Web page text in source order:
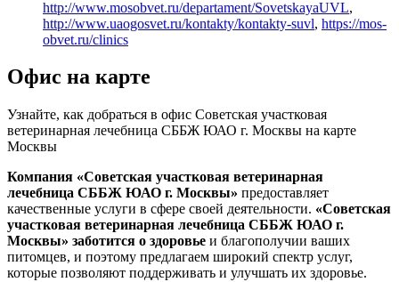
http://www.mosobvet.ru/departament/SovetskayaUVL,
http://www.uaogosvet.ru/kontakty/kontakty-suvl, https://mos-
obvet.ru/clinics
Офис на карте
Узнайте, как добраться в офис Советская участковая
ветеринарная лечебница СББЖ ЮАО г. Москвы на карте
Москвы
Компания «Советская участковая ветеринарная
лечебница СББЖ ЮАО г. Москвы» предоставляет
качественные услуги в сфере своей деятельности. «Советская
участковая ветеринарная лечебница СББЖ ЮАО г.
Москвы» заботится о здоровье и благополучии ваших
питомцев, и поэтому предлагаем широкий спектр услуг,
которые позволяют поддерживать и улучшать их здоровье.